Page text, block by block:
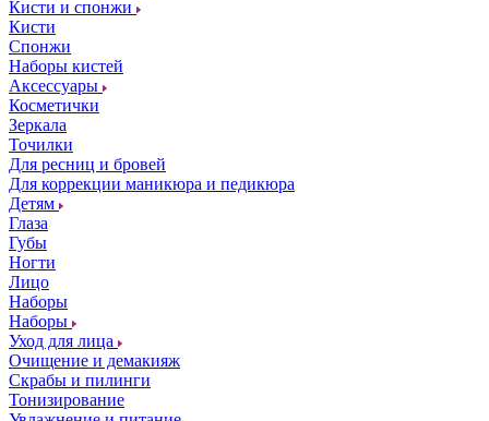
Кисти и спонжи
Кисти
Спонжи
Наборы кистей
Аксессуары
Косметички
Зеркала
Точилки
Для ресниц и бровей
Для коррекции маникюра и педикюра
Детям
Глаза
Губы
Ногти
Лицо
Наборы
Наборы
Уход для лица
Очищение и демакияж
Скрабы и пилинги
Тонизирование